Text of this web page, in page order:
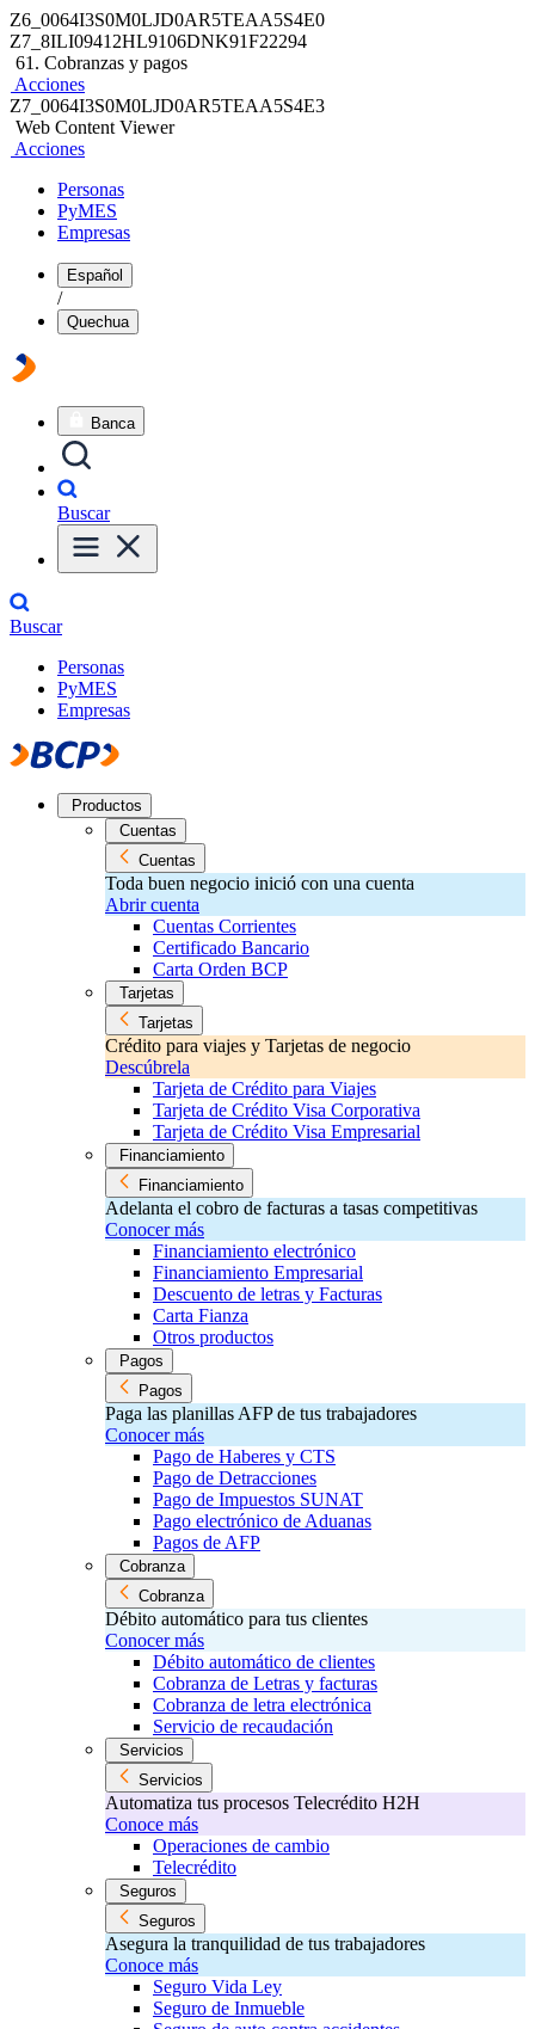
Z6_0064I3S0M0LJD0AR5TEAA5S4E0
Z7_8ILI09412HL9106DNK91F22294
61. Cobranzas y pagos
Acciones
Z7_0064I3S0M0LJD0AR5TEAA5S4E3
Web Content Viewer
Acciones
Personas
PyMES
Empresas
Español
/
Quechua
Banca
Buscar
Buscar
Personas
PyMES
Empresas
Productos
Cuentas
Cuentas
Toda buen negocio inició con una cuenta
Abrir cuenta
Cuentas Corrientes
Certificado Bancario
Carta Orden BCP
Tarjetas
Tarjetas
Crédito para viajes y Tarjetas de negocio
Descúbrela
Tarjeta de Crédito para Viajes
Tarjeta de Crédito Visa Corporativa
Tarjeta de Crédito Visa Empresarial
Financiamiento
Financiamiento
Adelanta el cobro de facturas a tasas competitivas
Conocer más
Financiamiento electrónico
Financiamiento Empresarial
Descuento de letras y Facturas
Carta Fianza
Otros productos
Pagos
Pagos
Paga las planillas AFP de tus trabajadores
Conocer más
Pago de Haberes y CTS
Pago de Detracciones
Pago de Impuestos SUNAT
Pago electrónico de Aduanas
Pagos de AFP
Cobranza
Cobranza
Débito automático para tus clientes
Conocer más
Débito automático de clientes
Cobranza de Letras y facturas
Cobranza de letra electrónica
Servicio de recaudación
Servicios
Servicios
Automatiza tus procesos Telecrédito H2H
Conoce más
Operaciones de cambio
Telecrédito
Seguros
Seguros
Asegura la tranquilidad de tus trabajadores
Conoce más
Seguro Vida Ley
Seguro de Inmueble